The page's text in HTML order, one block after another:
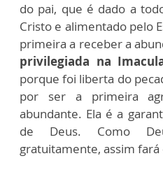
do pai, que é dado a
Cristo e alimentado pelo
primeira a receber a
privilegiada na
porque foi liberta do
por ser a primeira
abundante. Ela é a
de Deus. Como
gratuitamente, assim